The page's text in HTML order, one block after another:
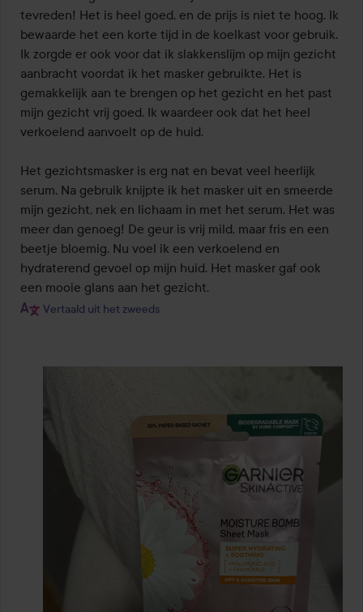
de
5
tevreden! Het is heel goed, en de prijs is niet te hoog. Ik
bewaarde het een korte tijd in de koelkast voor gebruik.
Ik zorgde er ook voor dat ik slakkenslijm op mijn gezicht
aanbracht voordat ik het masker gebruikte. Het is
gemakkelijk aan te brengen op het gezicht en het past
mijn gezicht vrij goed. Ik waardeer ook dat het heel
verkoelend aanvoelt op de huid.
Het gezichtsmasker is erg nat en bevat veel heerlijk
serum. Na gebruik knijpte ik het masker uit en smeerde
mijn gezicht, nek en lichaam in met het serum. Het was
meer dan genoeg! De geur is vrij mild, maar fris en een
beetje bloemig. Nu voel ik een verkoelend en
hydraterend gevoel op mijn huid. Het masker gaf ook
een mooie glans aan het gezicht.
Vertaald uit het zweeds